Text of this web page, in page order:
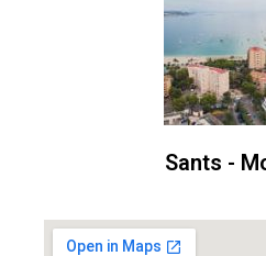
Sants -